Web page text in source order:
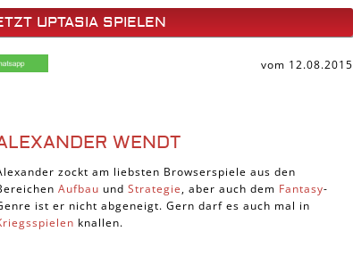
UPTASIA SPIELEN
vom 12.08.2015
WENDT
zockt am liebsten Browserspiele aus den
Aufbau und Strategie, aber auch dem Fantasy-
ist er nicht abgeneigt. Gern darf es auch mal in
knallen.